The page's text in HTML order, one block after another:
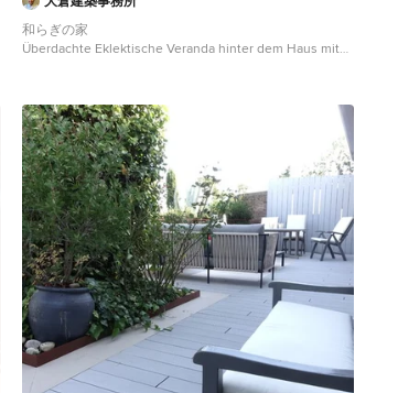
和らぎの家
Überdachte Eklektische Veranda hinter dem Haus mit